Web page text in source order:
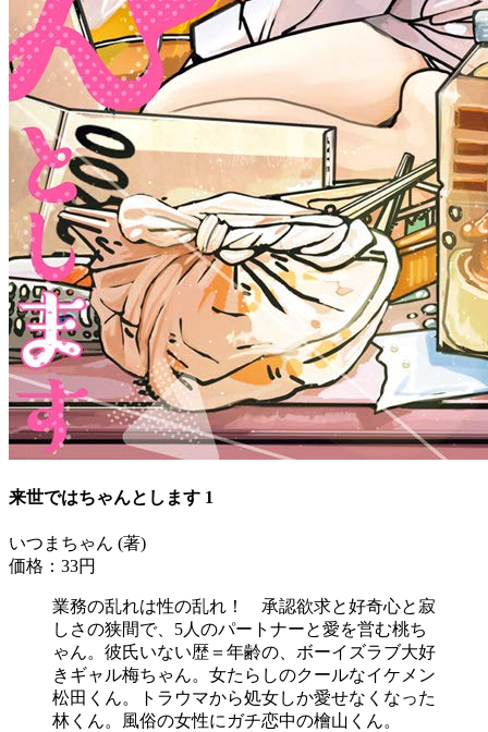
来世ではちゃんとします 1
いつまちゃん (著)
価格：33円
業務の乱れは性の乱れ！ 承認欲求と好奇心と寂
しさの狭間で、5人のパートナーと愛を営む桃ち
ゃん。彼氏いない歴＝年齢の、ボーイズラブ大好
きギャル梅ちゃん。女たらしのクールなイケメン
松田くん。トラウマから処女しか愛せなくなった
林くん。風俗の女性にガチ恋中の檜山くん。